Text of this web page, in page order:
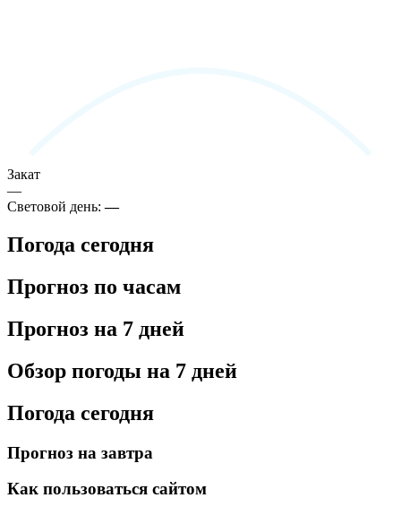
Закат
—
Световой день:—
Погода сегодня
Прогноз по часам
Прогноз на 7 дней
Обзор погоды на 7 дней
Погода сегодня
Прогноз на завтра
Как пользоваться сайтом